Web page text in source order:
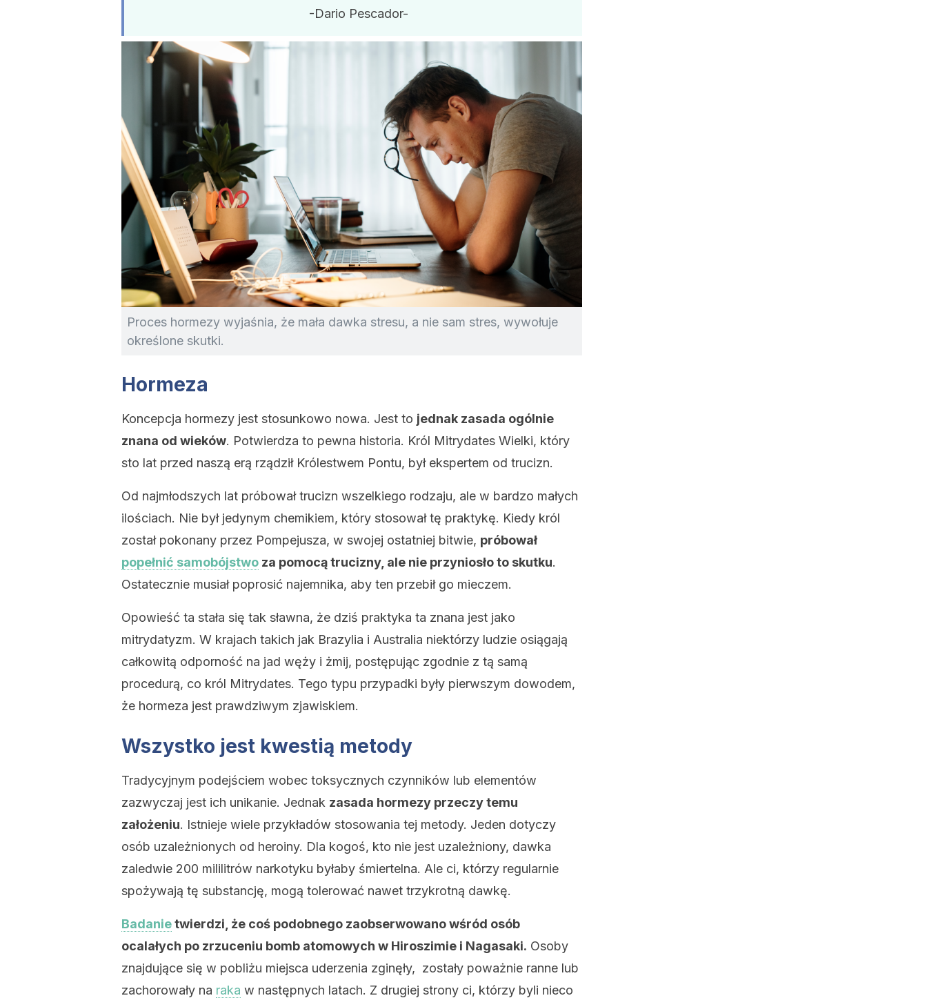
-Dario Pescador-
Proces hormezy wyjaśnia, że mała dawka stresu, a nie sam stres, wywołuje
określone skutki.
Hormeza
Koncepcja hormezy jest stosunkowo nowa. Jest to jednak zasada ogólnie
znana od wieków. Potwierdza to pewna historia. Król Mitrydates Wielki, który
sto lat przed naszą erą rządził Królestwem Pontu, był ekspertem od trucizn.
Od najmłodszych lat próbował trucizn wszelkiego rodzaju, ale w bardzo małych
ilościach. Nie był jedynym chemikiem, który stosował tę praktykę. Kiedy król
został pokonany przez Pompejusza, w swojej ostatniej bitwie, próbował
popełnić samobójstwo za pomocą trucizny, ale nie przyniosło to skutku.
Ostatecznie musiał poprosić najemnika, aby ten przebił go mieczem.
Opowieść ta stała się tak sławna, że dziś praktyka ta znana jest jako
mitrydatyzm. W krajach takich jak Brazylia i Australia niektórzy ludzie osiągają
całkowitą odporność na jad węży i żmij, postępując zgodnie z tą samą
procedurą, co król Mitrydates. Tego typu przypadki były pierwszym dowodem,
że hormeza jest prawdziwym zjawiskiem.
Wszystko jest kwestią metody
Tradycyjnym podejściem wobec toksycznych czynników lub elementów
zazwyczaj jest ich unikanie. Jednak zasada hormezy przeczy temu
założeniu. Istnieje wiele przykładów stosowania tej metody. Jeden dotyczy
osób uzależnionych od heroiny. Dla kogoś, kto nie jest uzależniony, dawka
zaledwie 200 mililitrów narkotyku byłaby śmiertelna. Ale ci, którzy regularnie
spożywają tę substancję, mogą tolerować nawet trzykrotną dawkę.
Badanietwierdzi, że coś podobnego zaobserwowano wśród osób
ocalałych po zrzuceniu bomb atomowych w Hiroszimie i Nagasaki. Osoby
znajdujące się w pobliżu miejsca uderzenia zginęły, zostały poważnie ranne lub
zachorowały na raka w następnych latach. Z drugiej strony ci, którzy byli nieco